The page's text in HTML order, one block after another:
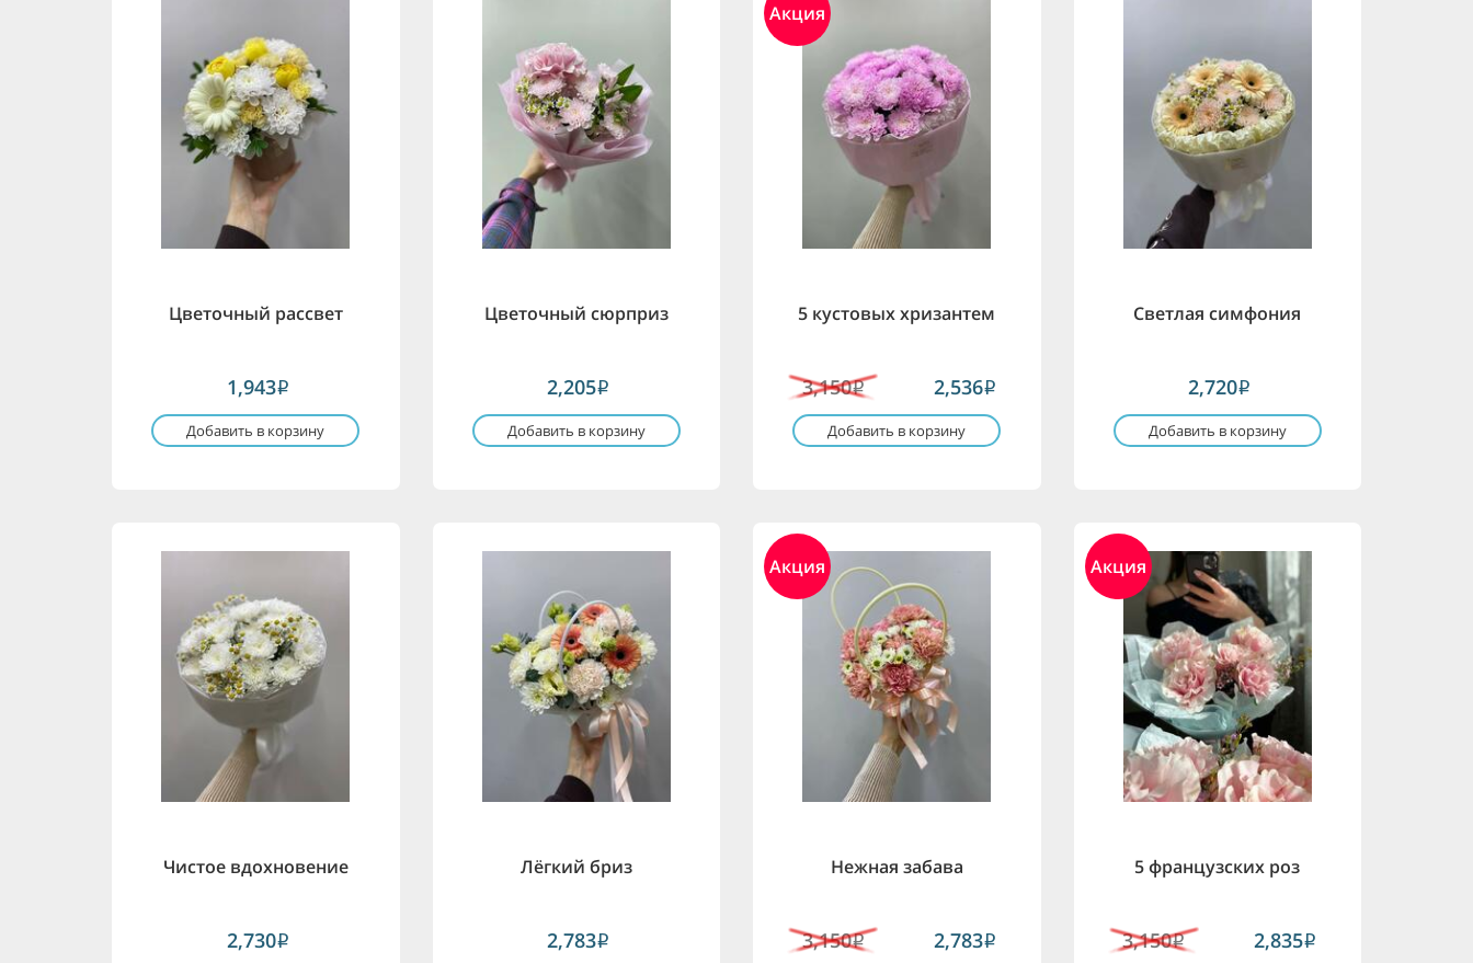
Цветочный рассвет
1,943i
Добавить в корзину
Цветочный сюрприз
2,205i
Добавить в корзину
Акция
5 кустовых хризантем
3,150i 2,536i
Добавить в корзину
Светлая симфония
2,720i
Добавить в корзину
Чистое вдохновение
2,730i
Лёгкий бриз
2,783i
Акция
Нежная забава
3,150i 2,783i
Акция
5 французских роз
3,150i 2,835i